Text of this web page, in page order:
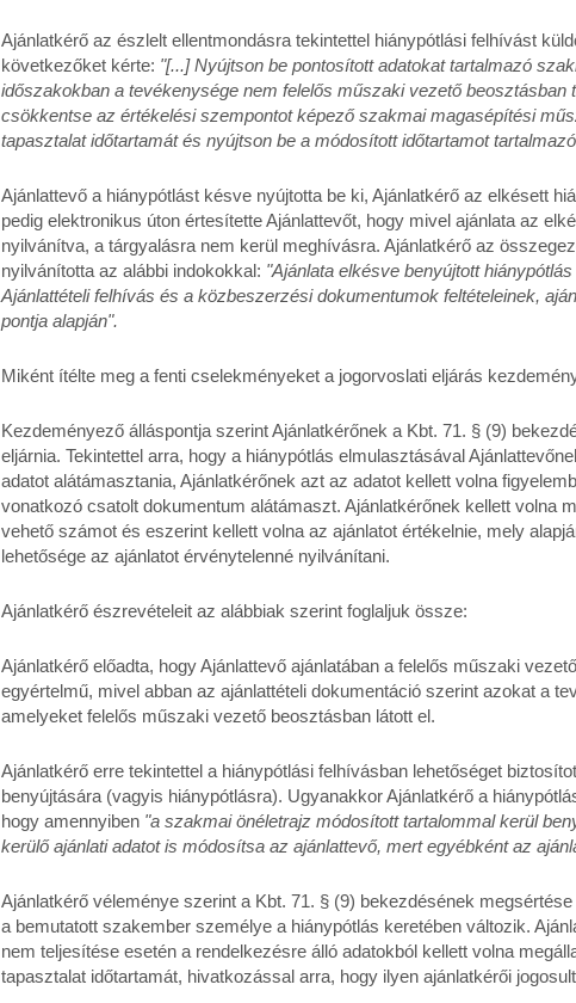
Ajánlatkérő az észlelt ellentmondásra tekintettel hiánypótlási felhívást
következőket kérte: "[...] Nyújtson be pontosított adatokat tartalmazó
időszakokban a tevékenysége nem felelős műszaki vezető beosztásban
csökkentse az értékelési szempontot képező szakmai magasépítési
tapasztalat időtartamát és nyújtson be a módosított időtartamot
Ajánlattevő a hiánypótlást késve nyújtotta be ki, Ajánlatkérő az elkésett
pedig elektronikus úton értesítette Ajánlattevőt, hogy mivel ajánlata az
nyilvánítva, a tárgyalásra nem kerül meghívásra. Ajánlatkérő az
nyilvánította az alábbi indokokkal: "Ajánlata elkésve benyújtott
Ajánlattételi felhívás és a közbeszerzési dokumentumok feltételeinek,
pontja alapján".
Miként ítélte meg a fenti cselekményeket a jogorvoslati eljárás
Kezdeményező álláspontja szerint Ajánlatkérőnek a Kbt. 71. § (9)
eljárnia. Tekintettel arra, hogy a hiánypótlás elmulasztásával
adatot alátámasztania, Ajánlatkérőnek azt az adatot kellett volna
vonatkozó csatolt dokumentum alátámaszt. Ajánlatkérőnek kellett volna
vehető számot és eszerint kellett volna az ajánlatot értékelnie, mely
lehetősége az ajánlatot érvénytelenné nyilvánítani.
Ajánlatkérő észrevételeit az alábbiak szerint foglaljuk össze:
Ajánlatkérő előadta, hogy Ajánlattevő ajánlatában a felelős műszaki
egyértelmű, mivel abban az ajánlattételi dokumentáció szerint azokat a
amelyeket felelős műszaki vezető beosztásban látott el.
Ajánlatkérő erre tekintettel a hiánypótlási felhívásban lehetőséget
benyújtására (vagyis hiánypótlásra). Ugyanakkor Ajánlatkérő a
hogy amennyiben "a szakmai önéletrajz módosított tartalommal kerül
kerülő ajánlati adatot is módosítsa az ajánlattevő, mert egyébként az
Ajánlatkérő véleménye szerint a Kbt. 71. § (9) bekezdésének
a bemutatott szakember személye a hiánypótlás keretében változik.
nem teljesítése esetén a rendelkezésre álló adatokból kellett volna
tapasztalat időtartamát, hivatkozással arra, hogy ilyen ajánlatkérői